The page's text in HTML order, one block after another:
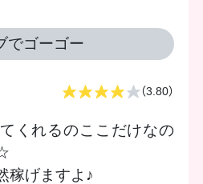
でゴーゴー
（3.80）
くれるのここだけなの
稼げますよ♪